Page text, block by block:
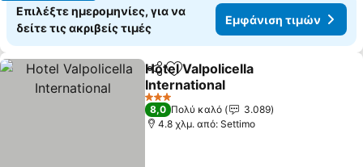
Επιλέξτε ημερομηνίες, για να
δείτε τις ακριβείς τιμές
Εμφάνιση τιμών
Κοινοποίηση
Προσθήκη στα αγαπημένα
Hotel Valpolicella
International
3 Αστέρια
8,0 Πολύ καλό
3.089
4.8 χλμ. από: Settimo